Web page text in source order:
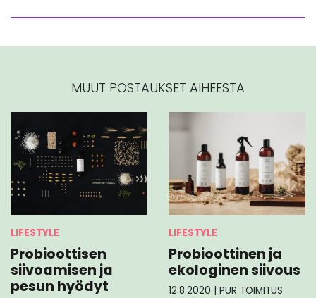
MUUT POSTAUKSET AIHEESTA
LIFESTYLE
Probioottisen
siivoamisen ja
pesun hyödyt
LIFESTYLE
Probioottinen ja
ekologinen siivous
12.8.2020 | PUR TOIMITUS